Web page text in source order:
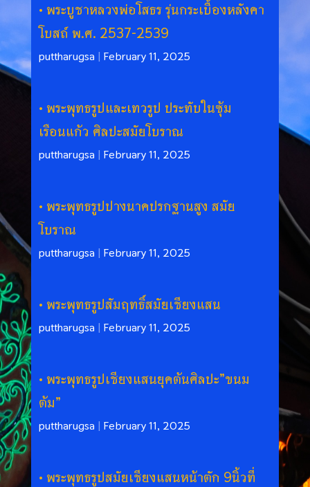
พระบูชาหลวงพ่อโสธร รุ่นกระเบื้องหลังคา
โบสถ์ พ.ศ. 2537-2539
puttharugsa | February 11, 2025
พระพุทธรูปและเทวรูป ประทับในซุ้ม
เรือนแก้ว ศิลปะสมัยโบราณ
puttharugsa | February 11, 2025
พระพุทธรูปปางนาคปรกฐานสูง สมัย
โบราณ
puttharugsa | February 11, 2025
พระพุทธรูปสัมฤทธิ์สมัยเชียงแสน
puttharugsa | February 11, 2025
พระพุทธรูปเชียงแสนยุคต้นศิลปะ”ขนม
ต้ม”
puttharugsa | February 11, 2025
พระพุทธรูปสมัยเชียงแสนหน้าตัก 9นิ้วที่